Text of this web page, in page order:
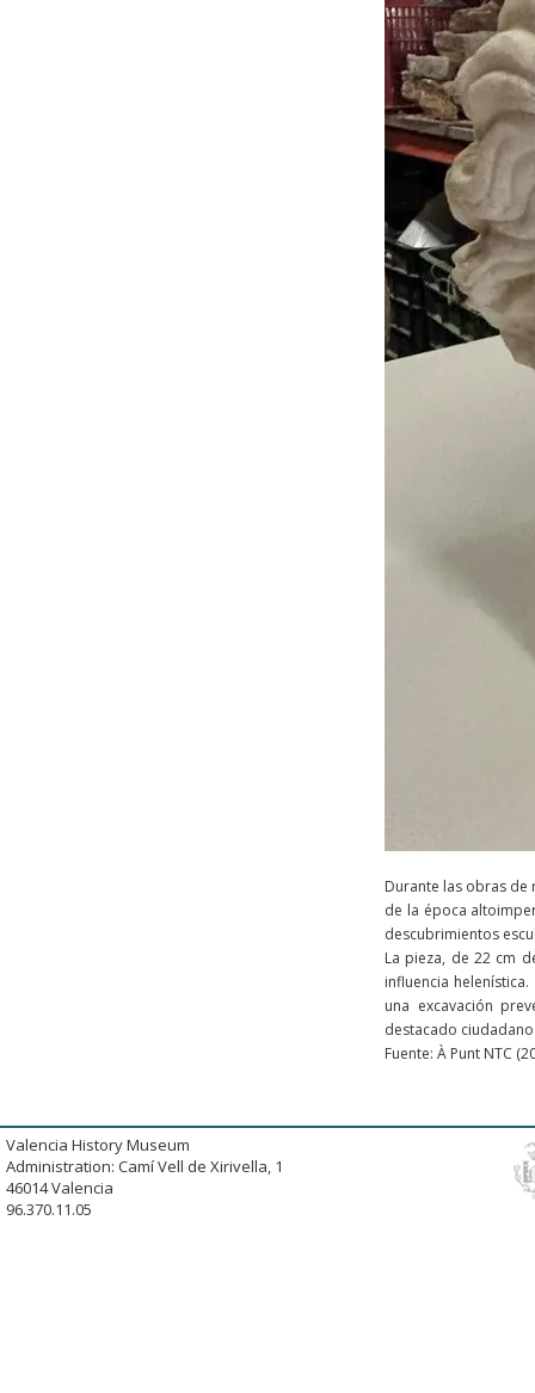
Durante las obras de
de la época
descubrimientos
La pieza, de 22 cm
influencia
una excavación
destacado
Fuente: À Punt NTC
Valencia History Museum
Administration: Camí Vell de Xirivella, 1
46014 Valencia
96.370.11.05